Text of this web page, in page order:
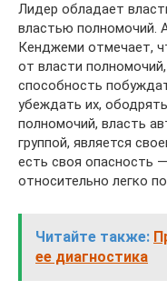
Лидер обладает
властью полномочий.
Кенджеми отмечает,
от власти
способность
убеждать их,
полномочий, власть
группой, является
есть своя опасность
относительно легко
Читайте также:
ее диагностика